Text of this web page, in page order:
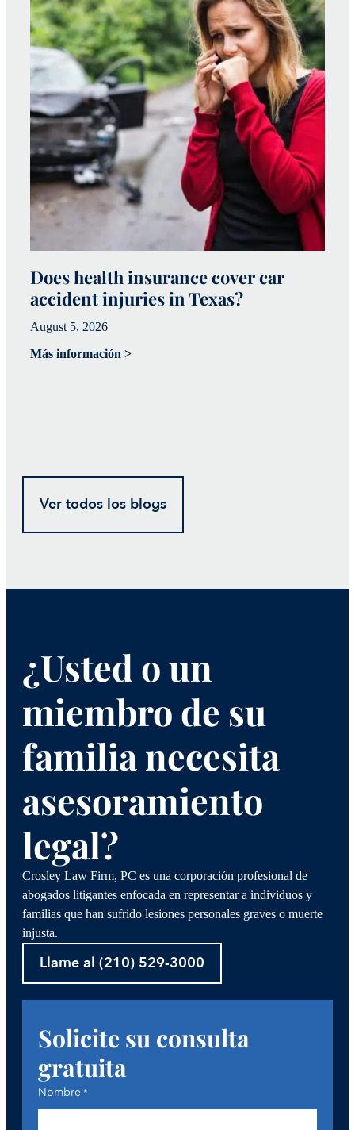
Does health insurance cover car
accident injuries in Texas?
August 5, 2026
Más información >
Ver todos los blogs
¿Usted o un
miembro de su
familia necesita
asesoramiento
legal?
Crosley Law Firm, PC es una corporación profesional de
abogados litigantes enfocada en representar a individuos y
familias que han sufrido lesiones personales graves o muerte
injusta.
Llame al (210) 529-3000
Solicite su consulta
gratuita
Nombre*